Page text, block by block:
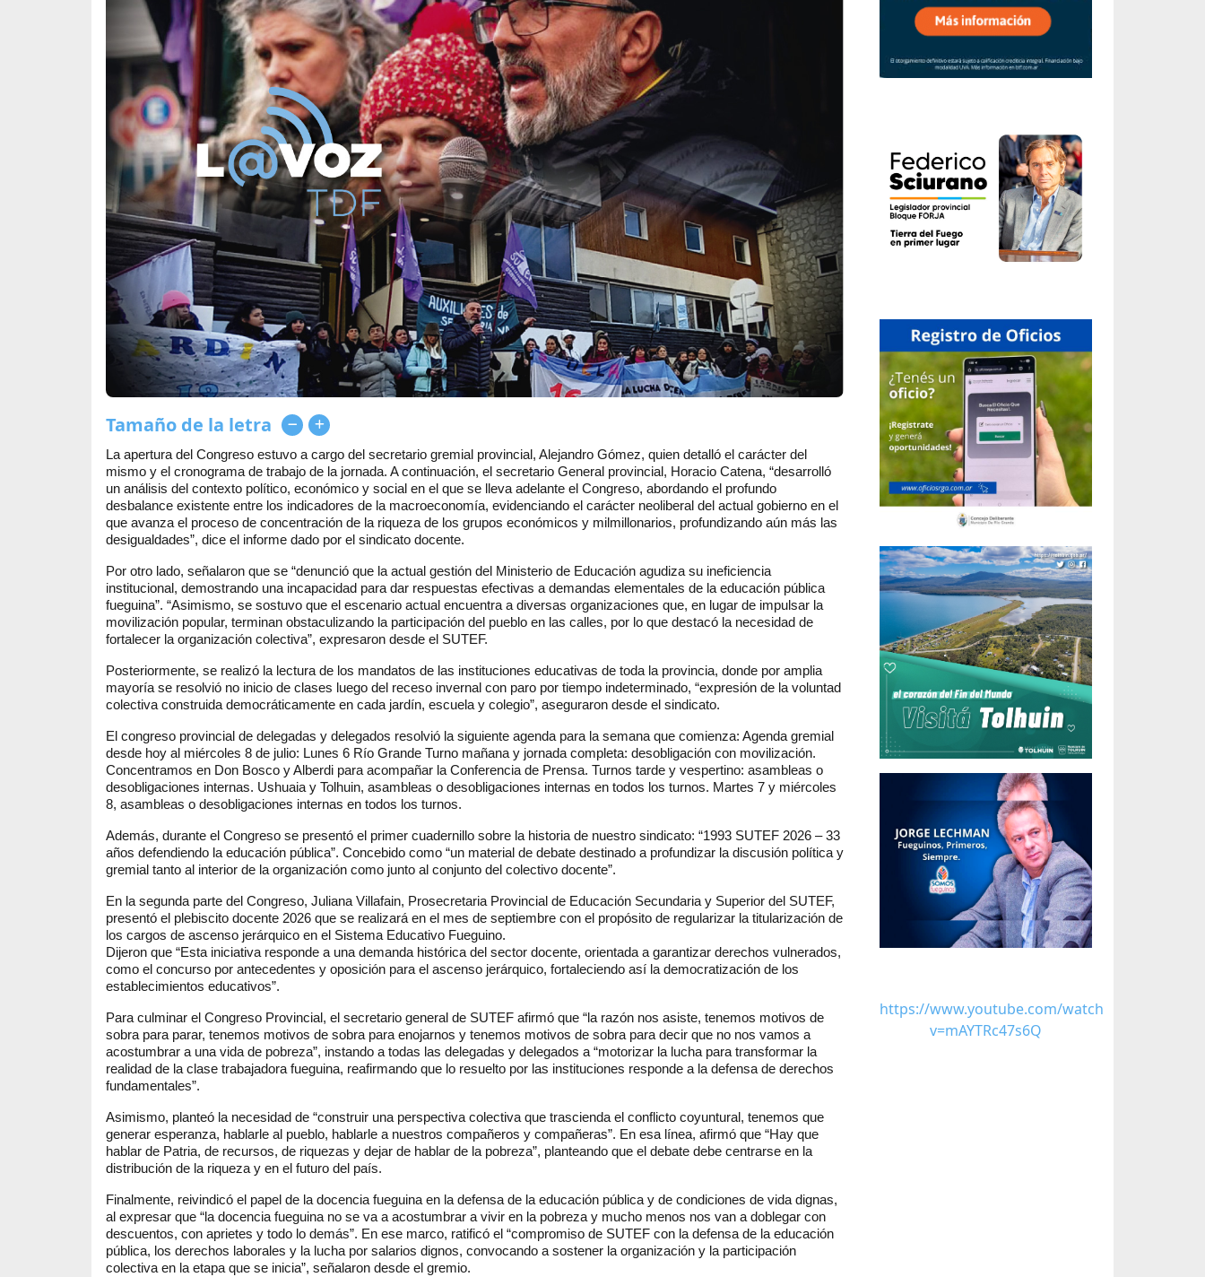
Tamaño de la letra
La apertura del Congreso estuvo a cargo del secretario gremial provincial, Alejandro Gómez, quien detalló el carácter del
mismo y el cronograma de trabajo de la jornada. A continuación, el secretario General provincial, Horacio Catena, “desarrolló
un análisis del contexto político, económico y social en el que se lleva adelante el Congreso, abordando el profundo
desbalance existente entre los indicadores de la macroeconomía, evidenciando el carácter neoliberal del actual gobierno en el
que avanza el proceso de concentración de la riqueza de los grupos económicos y milmillonarios, profundizando aún más las
desigualdades”, dice el informe dado por el sindicato docente.
Por otro lado, señalaron que se “denunció que la actual gestión del Ministerio de Educación agudiza su ineficiencia
institucional, demostrando una incapacidad para dar respuestas efectivas a demandas elementales de la educación pública
fueguina”. “Asimismo, se sostuvo que el escenario actual encuentra a diversas organizaciones que, en lugar de impulsar la
movilización popular, terminan obstaculizando la participación del pueblo en las calles, por lo que destacó la necesidad de
fortalecer la organización colectiva”, expresaron desde el SUTEF.
Posteriormente, se realizó la lectura de los mandatos de las instituciones educativas de toda la provincia, donde por amplia
mayoría se resolvió no inicio de clases luego del receso invernal con paro por tiempo indeterminado, “expresión de la voluntad
colectiva construida democráticamente en cada jardín, escuela y colegio”, aseguraron desde el sindicato.
El congreso provincial de delegadas y delegados resolvió la siguiente agenda para la semana que comienza: Agenda gremial
desde hoy al miércoles 8 de julio: Lunes 6 Río Grande Turno mañana y jornada completa: desobligación con movilización.
Concentramos en Don Bosco y Alberdi para acompañar la Conferencia de Prensa. Turnos tarde y vespertino: asambleas o
desobligaciones internas. Ushuaia y Tolhuin, asambleas o desobligaciones internas en todos los turnos. Martes 7 y miércoles
8, asambleas o desobligaciones internas en todos los turnos.
Además, durante el Congreso se presentó el primer cuadernillo sobre la historia de nuestro sindicato: “1993 SUTEF 2026 – 33
años defendiendo la educación pública”. Concebido como “un material de debate destinado a profundizar la discusión política y
gremial tanto al interior de la organización como junto al conjunto del colectivo docente”.
En la segunda parte del Congreso, Juliana Villafain, Prosecretaria Provincial de Educación Secundaria y Superior del SUTEF,
presentó el plebiscito docente 2026 que se realizará en el mes de septiembre con el propósito de regularizar la titularización de
los cargos de ascenso jerárquico en el Sistema Educativo Fueguino.
Dijeron que “Esta iniciativa responde a una demanda histórica del sector docente, orientada a garantizar derechos vulnerados,
como el concurso por antecedentes y oposición para el ascenso jerárquico, fortaleciendo así la democratización de los
establecimientos educativos”.
Para culminar el Congreso Provincial, el secretario general de SUTEF afirmó que “la razón nos asiste, tenemos motivos de
sobra para parar, tenemos motivos de sobra para enojarnos y tenemos motivos de sobra para decir que no nos vamos a
acostumbrar a una vida de pobreza”, instando a todas las delegadas y delegados a “motorizar la lucha para transformar la
realidad de la clase trabajadora fueguina, reafirmando que lo resuelto por las instituciones responde a la defensa de derechos
fundamentales”.
Asimismo, planteó la necesidad de “construir una perspectiva colectiva que trascienda el conflicto coyuntural, tenemos que
generar esperanza, hablarle al pueblo, hablarle a nuestros compañeros y compañeras”. En esa línea, afirmó que “Hay que
hablar de Patria, de recursos, de riquezas y dejar de hablar de la pobreza”, planteando que el debate debe centrarse en la
distribución de la riqueza y en el futuro del país.
Finalmente, reivindicó el papel de la docencia fueguina en la defensa de la educación pública y de condiciones de vida dignas,
al expresar que “la docencia fueguina no se va a acostumbrar a vivir en la pobreza y mucho menos nos van a doblegar con
descuentos, con aprietes y todo lo demás”. En ese marco, ratificó el “compromiso de SUTEF con la defensa de la educación
pública, los derechos laborales y la lucha por salarios dignos, convocando a sostener la organización y la participación
colectiva en la etapa que se inicia”, señalaron desde el gremio.
https://www.youtube.com/watch?
v=mAYTRc47s6Q